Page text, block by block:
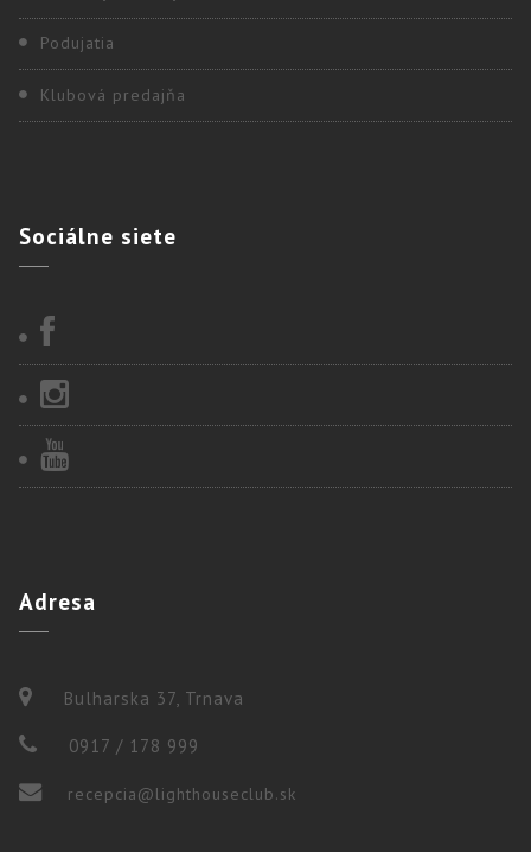
Podujatia
Klubová predajňa
Sociálne siete
Adresa
Bulharska 37, Trnava
0917 / 178 999
recepcia@lighthouseclub.sk